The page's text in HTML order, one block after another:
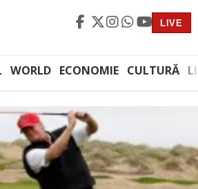
LIVE
WORLD ECONOMIE CULTURĂ